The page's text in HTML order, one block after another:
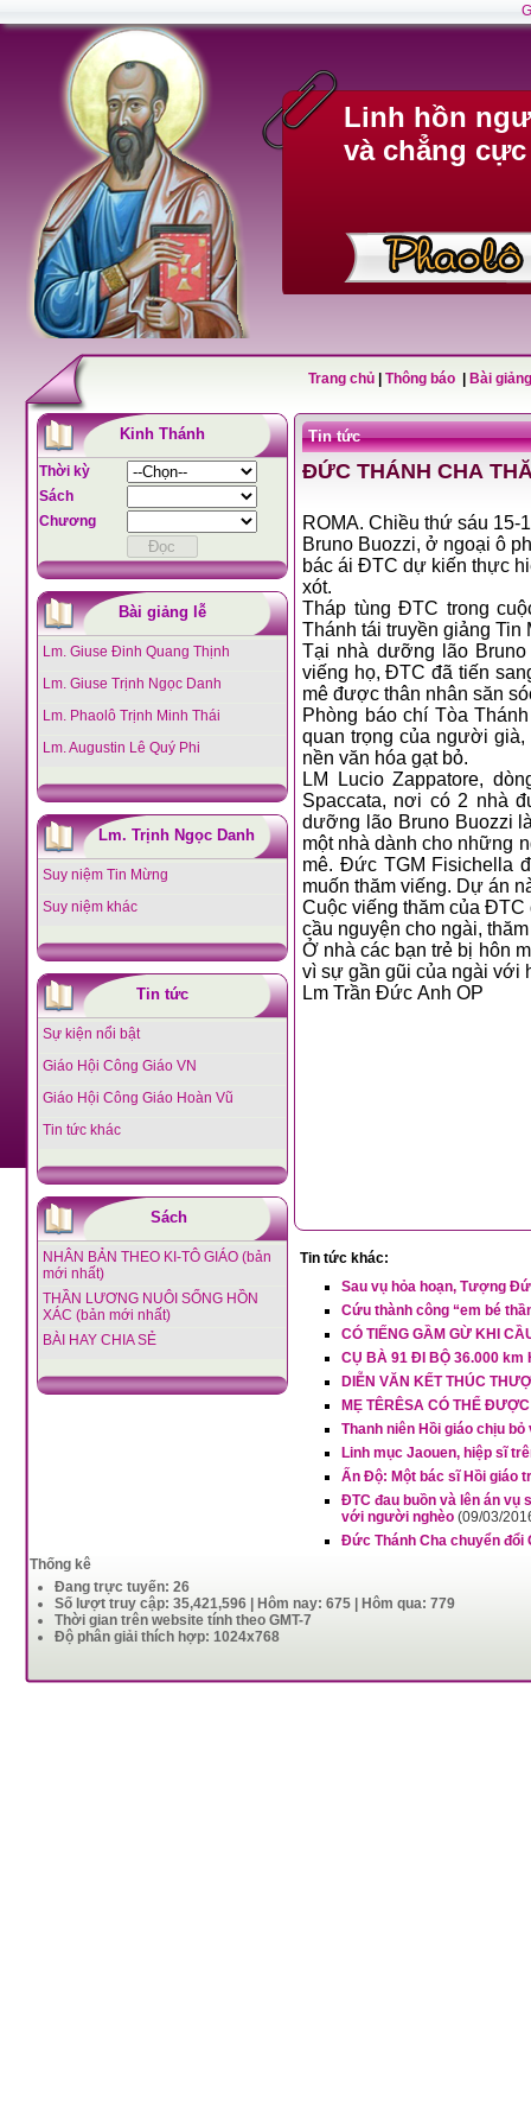
Linh hồn
và chẳng
Trang chủ Thông báo Bài
Kinh Thánh
Thời kỳ
Sách
Chương
Bài giảng lễ
Lm. Giuse Đinh Quang Thịnh
Lm. Giuse Trịnh Ngọc Danh
Lm. Phaolô Trịnh Minh Thái
Lm. Augustin Lê Quý Phi
Lm. Trịnh Ngọc Danh
Suy niệm Tin Mừng
Suy niệm khác
Tin tức
Sự kiện nổi bật
Giáo Hội Công Giáo VN
Giáo Hội Công Giáo Hoàn Vũ
Tin tức khác
Sách
NHÂN BẢN THEO KI-TÔ GIÁO (bản
mới nhất)
THẦN LƯƠNG NUÔI SỐNG HỒN
XÁC (bản mới nhất)
BÀI HAY CHIA SẺ
Tin tức
ĐỨC THÁNH CHA
ROMA. Chiều thứ sáu
Bruno Buozzi, ở ngoại ô
bác ái ĐTC dự kiến thực
xót.
Tháp tùng ĐTC trong
Thánh tái truyền giảng
Tại nhà dưỡng lão
viếng họ, ĐTC đã tiến
mê được thân nhân săn
Phòng báo chí Tòa
quan trọng của người
nền văn hóa gạt bỏ.
LM Lucio Zappatore,
Spaccata, nơi có 2 nhà
dưỡng lão Bruno Buozzi
một nhà dành cho những
mê. Đức TGM Fisichella
muốn thăm viếng. Dự án
Cuộc viếng thăm của
cầu nguyện cho ngài,
Ở nhà các bạn trẻ bị hôn
vì sự gần gũi của ngài với
Lm Trần Đức Anh OP
Tin tức khác:
Sau vụ hỏa hoạn, Tượng
Cứu thành công “em bé
CÓ TIẾNG GẦM GỪ KHI
CỤ BÀ 91 ĐI BỘ 36.000 km
DIỄN VĂN KẾT THÚC
MẸ TÊRÊSA CÓ THỂ
Thanh niên Hồi giáo chịu
Linh mục Jaouen, hiệp sĩ
Ấn Độ: Một bác sĩ Hồi giáo
ĐTC đau buồn và lên án vụ
với người nghèo (09/03/
Đức Thánh Cha chuyển đổi
Thống kê
Đang trực tuyến: 26
Số lượt truy cập: 35,421,596 | Hôm nay: 675 | Hôm qua: 779
Thời gian trên website tính theo GMT-7
Độ phân giải thích hợp: 1024x768